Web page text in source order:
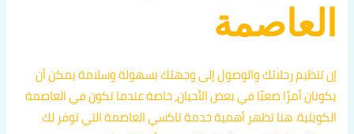
العاصمة
إن تنظيم رحلاتك والوصول إلى وجهتك بسهولة وسلامة يمكن أن
يكونان أمرًا صعبًا في بعض الأحيان، خاصة عندما تكون في العاصمة
الكويتية. هنا تظهر أهمية خدمة تاكسي العاصمة التي توفر لك